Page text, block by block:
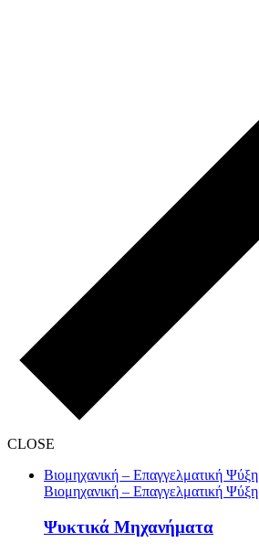
CLOSE
Βιομηχανική – Επαγγελματική Ψύξη
Βιομηχανική – Επαγγελματική Ψύξη
Ψυκτικά Μηχανήματα